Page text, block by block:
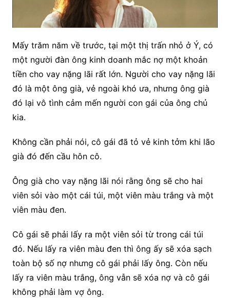
Mấy trăm năm về trước, tại một thị trấn nhỏ ở Ý, có
một người đàn ông kinh doanh mắc nợ một khoản
tiền cho vay nặng lãi rất lớn. Người cho vay nặng lãi
đó là một ông già, vẻ ngoài khó ưa, nhưng ông già
đó lại vô tình cảm mến người con gái của ông chủ
kia.
Không cần phải nói, cô gái đã tỏ vẻ kinh tởm khi lão
già đó đến cầu hôn cô.
Ông già cho vay nặng lãi nói rằng ông sẽ cho hai
viên sỏi vào một cái túi, một viên màu trắng và một
viên màu đen.
Cô gái sẽ phải lấy ra một viên sỏi từ trong cái túi
đó. Nếu lấy ra viên màu đen thì ông ấy sẽ xóa sạch
toàn bộ số nợ nhưng cô gái phải lấy ông. Còn nếu
lấy ra viên màu trắng, ông vẫn sẽ xóa nợ và cô gái
không phải làm vợ ông.